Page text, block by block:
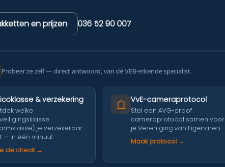
en prijzen 036 52 90 007
Probeer ze zelf — direct antwoord, van dé VEB-erkende specialist.
& verzekering
welke
je verzekeraar
— in één minuut.
de check →
VvE-cameraprotocol
Stel een AVG-proof
cameraprotocol samen voor
je Vereniging van Eigenaren.
Maak protocol →